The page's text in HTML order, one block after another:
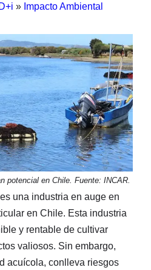
» Impacto Ambiental
potencial en Chile. Fuente: INCAR.
es una industria en auge en
en Chile. Esta industria
y rentable de cultivar
valiosos. Sin embargo,
acuícola, conlleva riesgos